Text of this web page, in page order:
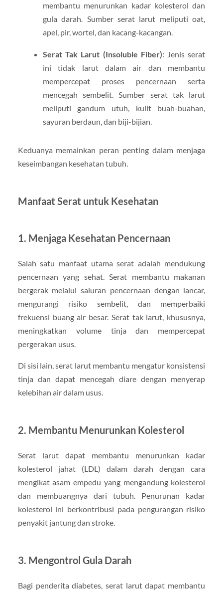
membantu menurunkan kadar kolesterol dan
gula darah. Sumber serat larut meliputi oat,
apel, pir, wortel, dan kacang-kacangan.
Serat Tak Larut (Insoluble Fiber): Jenis serat
ini tidak larut dalam air dan membantu
mempercepat proses pencernaan serta
mencegah sembelit. Sumber serat tak larut
meliputi gandum utuh, kulit buah-buahan,
sayuran berdaun, dan biji-bijian.
Keduanya memainkan peran penting dalam menjaga
keseimbangan kesehatan tubuh.
Manfaat Serat untuk Kesehatan
1. Menjaga Kesehatan Pencernaan
Salah satu manfaat utama serat adalah mendukung
pencernaan yang sehat. Serat membantu makanan
bergerak melalui saluran pencernaan dengan lancar,
mengurangi risiko sembelit, dan memperbaiki
frekuensi buang air besar. Serat tak larut, khususnya,
meningkatkan volume tinja dan mempercepat
pergerakan usus.
Di sisi lain, serat larut membantu mengatur konsistensi
tinja dan dapat mencegah diare dengan menyerap
kelebihan air dalam usus.
2. Membantu Menurunkan Kolesterol
Serat larut dapat membantu menurunkan kadar
kolesterol jahat (LDL) dalam darah dengan cara
mengikat asam empedu yang mengandung kolesterol
dan membuangnya dari tubuh. Penurunan kadar
kolesterol ini berkontribusi pada pengurangan risiko
penyakit jantung dan stroke.
3. Mengontrol Gula Darah
Bagi penderita diabetes, serat larut dapat membantu